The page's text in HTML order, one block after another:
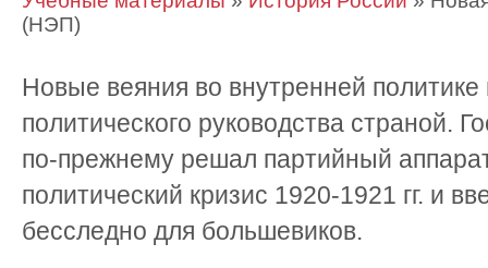
(НЭП)
Новые веяния во внутренней
политического руководства страной.
по-прежнему решал партийный
политический кризис 1920-1921 гг. и
бесследно для большевиков.